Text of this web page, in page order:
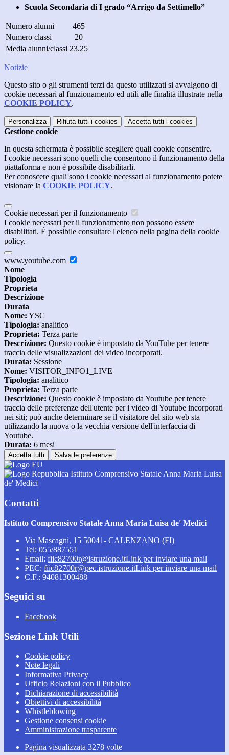
Scuola Secondaria di I grado “Arrigo da Settimello”
Numero alunni
465
Numero classi
20
Media alunni/classi 23.25
Notizie
Questo sito o gli strumenti terzi da questo utilizzati si avvalgono di
cookie necessari al funzionamento ed utili alle finalità illustrate nella
COOKIE POLICY.
Personalizza Rifiuta tutti i cookies Accetta tutti i cookies
Gestione cookie
In questa schermata è possibile scegliere quali cookie consentire.
I cookie necessari sono quelli che consentono il funzionamento della
piattaforma e non è possibile disabilitarli.
Per conoscere quali sono i cookie necessari al funzionamento potete
visionare la COOKIE POLICY.
Cookie necessari per il funzionamento
I cookie necessari per il funzionamento non possono essere
disabilitati. È possibile consultare l'elenco nella pagina della cookie
policy.
www.youtube.com
Nome
Tipologia
Proprieta
Descrizione
Durata
Nome: YSC
Tipologia: analitico
Proprieta: Terza parte
Descrizione: Questo cookie è impostato da YouTube per tenere
traccia delle visualizzazioni dei video incorporati.
Durata: Sessione
Nome: VISITOR_INFO1_LIVE
Tipologia: analitico
Proprieta: Terza parte
Descrizione: Questo cookie è impostato da Youtube per tenere
traccia delle preferenze dell'utente per i video di Youtube incorporati
nei siti; può anche determinare se il visitatore del sito web sta
utilizzando la nuova o la vecchia versione dell'interfaccia di
Youtube.
Durata: 6 mesi
Accetta tutti Salva le preferenze
Istituto Comprensivo Statale Anna Maria Luisa
de' Medici
Contatti
Istituto Comprensivo Statale Anna Maria Luisa de' Medici
Via Mascagni, 15 50041- CALENZANO (FI)
Tel: 055/887551
Email: fiic82700r@istruzione.itLink per inviare una mail
PEC: fiic82700r@pec.istruzione.itLink per inviare una mail
C.F.: 94081300488
Seguici su
Facebook
Sezione Link Utili
Cookie policy
Note legali
Informativa Privacy
Ufficio Relazioni con il Pubblico
Dichiarazione di accessibilità
Obiettivi di accessibilità
Whistleblowing
Gestione consensi cookie
Amministrazione trasparente
Pagina visualizzata 3278 volte